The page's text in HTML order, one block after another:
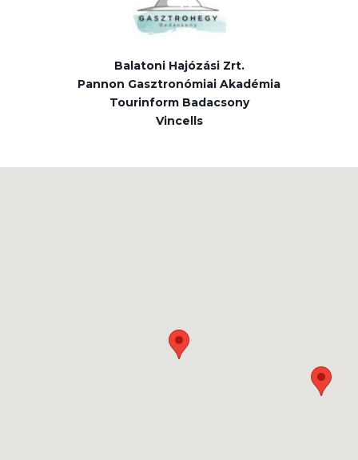
Balatoni Hajózási Zrt.
Pannon Gasztronómiai Akadémia
Tourinform Badacsony
Vincells